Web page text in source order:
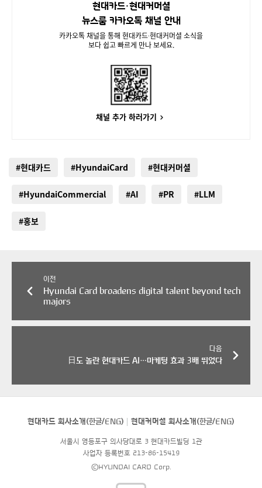
현대카드·현대커머셜
뉴스룸 카카오톡 채널 안내
카카오톡 채널을 통해 현대카드∙현대커머셜 소식을
보다 쉽고 빠르게 만나 보세요.
채널 추가 하러가기
#현대카드 #HyundaiCard #현대커머셜
#HyundaiCommercial #AI #PR #LLM
#홍보
이전
Hyundai Card broadens digital talent beyond tech
majors
다음
日도 놀란 현대카드 AI…마케팅 효과 3배 뛰었다
현대카드 회사소개(한글/ENG) 현대커머셜 회사소개(한글/ENG)
서울시 영등포구 의사당대로 3 현대카드빌딩 1관
사업자 등록번호 213-86-15419
©HYUNDAI CARD Corp.